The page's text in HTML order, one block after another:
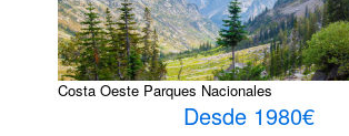
Costa Oeste Parques Nacionales
Desde 1980€